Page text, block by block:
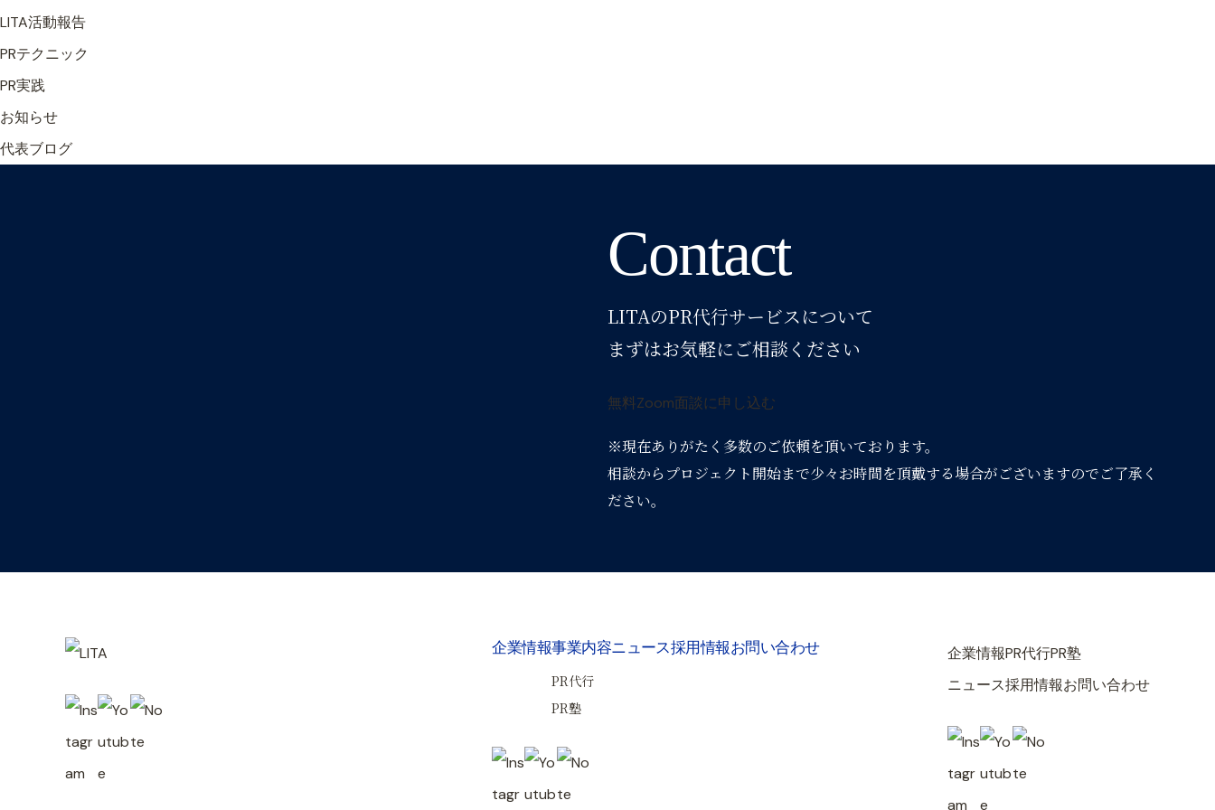
LITA活動報告
PRテクニック
PR実践
お知らせ
代表ブログ
Contact
LITAのPR代行サービスについて
まずはお気軽にご相談ください
無料Zoom面談に申し込む
※現在ありがたく多数のご依頼を頂いております。
相談からプロジェクト開始まで少々お時間を頂戴する場合がございますのでご了承く
ださい。
企業情報事業内容
PR代行
PR塾
ニュース採用情報お問い合わせ 企業情報PR代行PR塾
ニュース採用情報お問い合わせ